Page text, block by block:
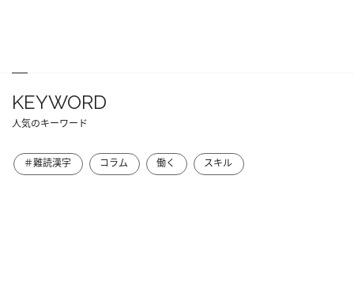
KEYWORD
人気のキーワード
＃難読漢字 コラム 働く スキル